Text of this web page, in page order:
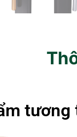
tương